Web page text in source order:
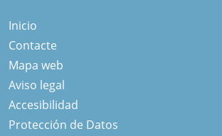
Inicio
Contacte
Mapa web
Aviso legal
Accesibilidad
Protección de Datos